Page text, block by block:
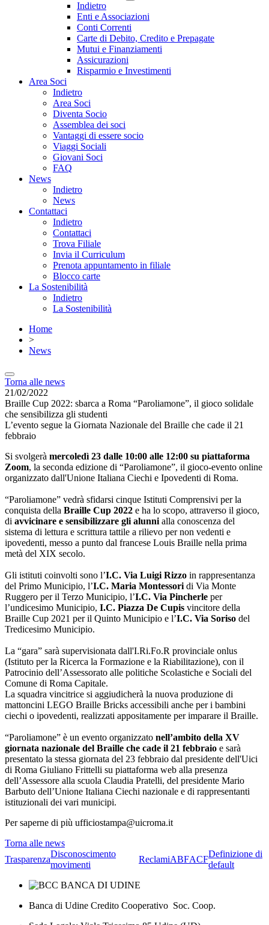
Indietro
Enti e Associazioni
Conti Correnti
Carte di Debito, Credito e Prepagate
Mutui e Finanziamenti
Assicurazioni
Risparmio e Investimenti
Area Soci
Indietro
Area Soci
Diventa Socio
Assemblea dei soci
Vantaggi di essere socio
Viaggi Sociali
Giovani Soci
FAQ
News
Indietro
News
Contattaci
Indietro
Contattaci
Trova Filiale
Invia il Curriculum
Prenota appuntamento in filiale
Blocco carte
La Sostenibilità
Indietro
La Sostenibilità
Home
>
News
Torna alle news
21/02/2022
Braille Cup 2022: sbarca a Roma “Paroliamone”, il gioco solidale
che sensibilizza gli studenti
L’evento segue la Giornata Nazionale del Braille che cade il 21
febbraio
Si svolgerà mercoledì 23 dalle 10:00 alle 12:00 su piattaforma
Zoom, la seconda edizione di “Paroliamone”, il gioco-evento online
organizzato dall'Unione Italiana Ciechi e Ipovedenti di Roma.
“Paroliamone” vedrà sfidarsi cinque Istituti Comprensivi per la
conquista della Braille Cup 2022 e ha lo scopo, attraverso il gioco,
di avvicinare e sensibilizzare gli alunni alla conoscenza del
sistema di lettura e scrittura tattile a rilievo per non vedenti e
ipovedenti, messo a punto dal francese Louis Braille nella prima
metà del XIX secolo.
Gli istituti coinvolti sono l’I.C. Via Luigi Rizzo in rappresentanza
del Primo Municipio, l’I.C. Maria Montessori di Via Monte
Ruggero per il Terzo Municipio, l’I.C. Via Pincherle per
l’undicesimo Municipio, I.C. Piazza De Cupis vincitore della
Braille Cup 2021 per il Quinto Municipio e l’I.C. Via Soriso del
Tredicesimo Municipio.
La “gara” sarà supervisionata dall'I.Ri.Fo.R provinciale onlus
(Istituto per la Ricerca la Formazione e la Riabilitazione), con il
Patrocinio dell’Assessorato alle politiche Scolastiche e Sociali del
Comune di Roma Capitale.
La squadra vincitrice si aggiudicherà la nuova produzione di
mattoncini LEGO Braille Bricks accessibili anche per i bambini
ciechi o ipovedenti, realizzati appositamente per imparare il Braille.
“Paroliamone” è un evento organizzato nell’ambito della XV
giornata nazionale del Braille che cade il 21 febbraio e sarà
presentato la stessa giornata del 23 febbraio dal presidente dell'Uici
di Roma Giuliano Frittelli su piattaforma web alla presenza
dell’Assessore alla scuola Claudia Pratelli, del presidente Mario
Barbuto dell’Unione Italiana Ciechi nazionale e di rappresentanti
istituzionali dei vari municipi.
Per saperne di più ufficiostampa@uicroma.it
Torna alle news
Trasparenza
Disconoscimento
movimenti
ReclamiABFACF
Definizione di
default
Banca di Udine Credito Cooperativo Soc. Coop.